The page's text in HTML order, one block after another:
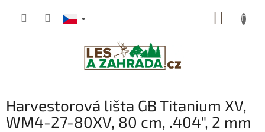
Harvestorová lišta GB Titanium XV,
WM4-27-80XV, 80 cm, .404", 2 mm